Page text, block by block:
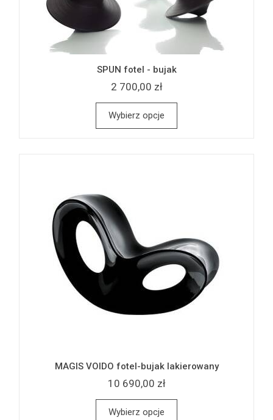
SPUN fotel - bujak
2 700,00 zł
Wybierz opcje
MAGIS VOIDO fotel-bujak lakierowany
10 690,00 zł
Wybierz opcje